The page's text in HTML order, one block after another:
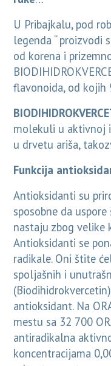
U Pribajkalu, pod
legenda “ proizvodi
od korena i
flavonoida, od kojih
molekuli u aktivnoj
u drvetu ariša,
Funkcija
Antioksidanti su
sposobne da
nastaju zbog velike
Antioksidanti se
radikale. Oni štite
spoljašnih i
antioksidant. Na
mestu sa 32 700
antiradikalna
koncentracijama